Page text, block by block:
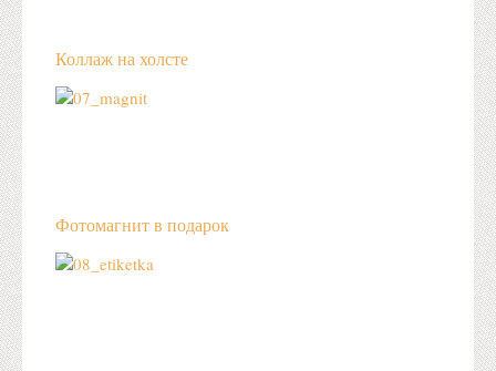
Коллаж на холсте
Фотомагнит в подарок